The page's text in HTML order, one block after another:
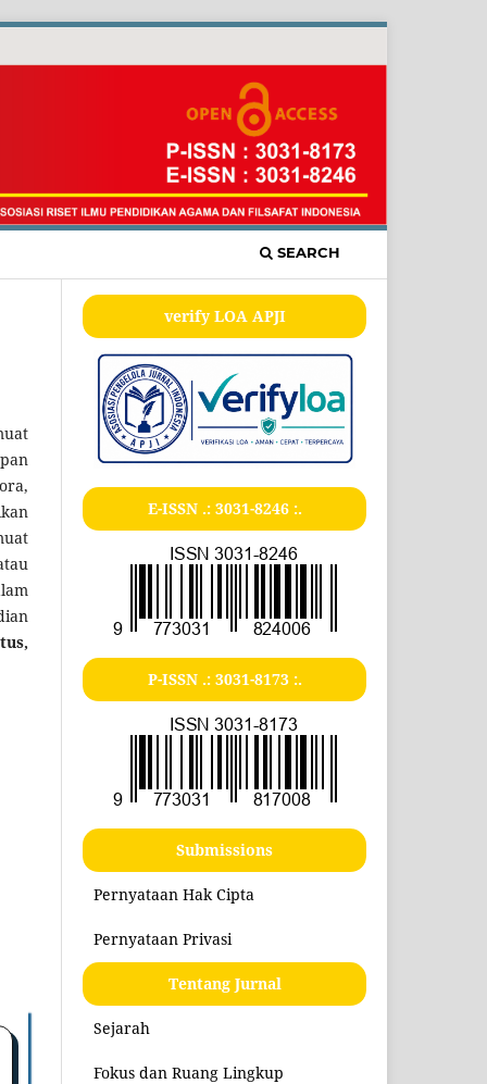
SEARCH
verify LOA APJI
E-ISSN .: 3031-8246:.
P-ISSN .: 3031-8173:.
Submissions
Pernyataan Hak Cipta
Pernyataan Privasi
Tentang Jurnal
Sejarah
Fokus dan Ruang Lingkup